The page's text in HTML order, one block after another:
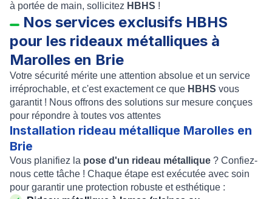
à portée de main, sollicitez HBHS !
Nos services exclusifs HBHS
pour les rideaux métalliques à
Marolles en Brie
Votre sécurité mérite une attention absolue et un service
irréprochable, et c'est exactement ce que HBHS vous
garantit ! Nous offrons des solutions sur mesure conçues
pour répondre à toutes vos attentes
Installation rideau métallique Marolles en
Brie
Vous planifiez la pose d'un rideau métallique ? Confiez-
nous cette tâche ! Chaque étape est exécutée avec soin
pour garantir une protection robuste et esthétique :